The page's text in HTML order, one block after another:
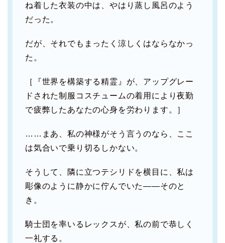
ね着した衣装の中は、やはり蒸し風呂のよう
だった。
だが、それでもまったく涼しくはならなかっ
た。
［『世界を構築する精霊』が、アップグレー
ドされた制服コスチュームの着用により夜勤
で疲弊したあなたの心身を労わります。］
……まあ、私の神様がそう言うのなら、ここ
は気合いで乗り切るしかない。
そうして、隣に立つテシリドを横目に、私は
彫像のように静かに佇んでいた――そのと
き。
騎士団を率いるレックスが、私の前で恭しく
一礼する。